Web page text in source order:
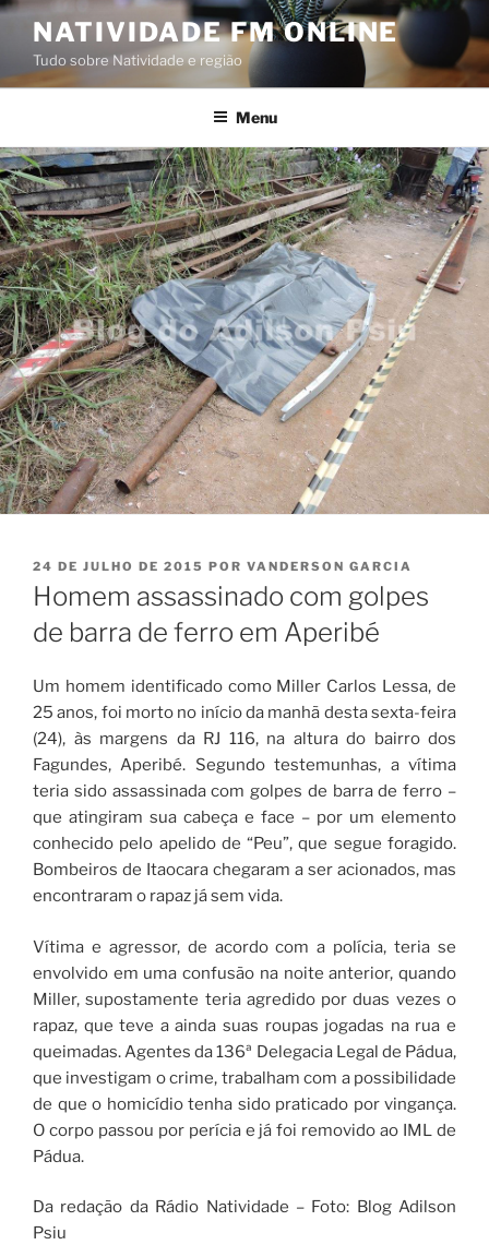
Pular
conteúdo
NATIVIDADE FM ONLINE
Tudo sobre Natividade e região
Menu
PUBLICADO
EM
24 DE JULHO DE 2015 POR VANDERSON GARCIA
Homem assassinado com golpes
de barra de ferro em Aperibé
Um homem identificado como Miller Carlos Lessa, de
25 anos, foi morto no início da manhã desta sexta-feira
(24), às margens da RJ 116, na altura do bairro dos
Fagundes, Aperibé. Segundo testemunhas, a vítima
teria sido assassinada com golpes de barra de ferro –
que atingiram sua cabeça e face – por um elemento
conhecido pelo apelido de “Peu”, que segue foragido.
Bombeiros de Itaocara chegaram a ser acionados, mas
encontraram o rapaz já sem vida.
Vítima e agressor, de acordo com a polícia, teria se
envolvido em uma confusão na noite anterior, quando
Miller, supostamente teria agredido por duas vezes o
rapaz, que teve a ainda suas roupas jogadas na rua e
queimadas. Agentes da 136ª Delegacia Legal de Pádua,
que investigam o crime, trabalham com a possibilidade
de que o homicídio tenha sido praticado por vingança.
O corpo passou por perícia e já foi removido ao IML de
Pádua.
Da redação da Rádio Natividade – Foto: Blog Adilson
Psiu